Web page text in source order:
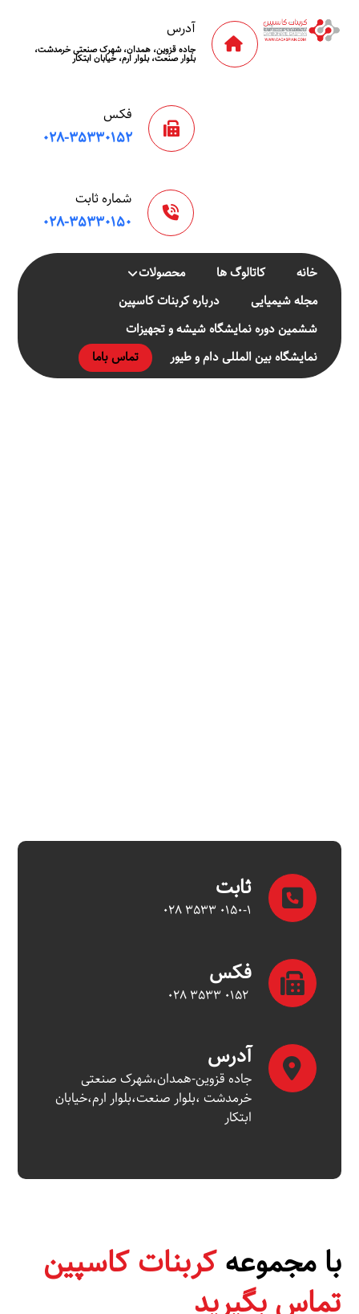
آدرس
جاده قزوین، همدان، شهرک صنعتی خرمدشت،
بلوار صنعت، بلوار ارم، خیابان ابتکار
فکس
۰۲۸-۳۵۳۳۰۱۵۲
شماره ثابت
۰۲۸-۳۵۳۳۰۱۵۰
خانه کاتالوگ ها
محصولات
مجله شیمیایی
درباره کربنات کاسپین
ششمین دوره نمایشگاه شیشه و تجهیزات
نمایشگاه بین المللی دام و طیور
تماس باما
ثابت
۰۱۵۰-۱ ۳۵۳۳ ۰۲۸
فکس
۰۱۵۲ ۳۵۳۳ ۰۲۸
آدرس
جاده قزوین-همدان،شهرک صنعتی
خرمدشت ،بلوار صنعت،بلوار ارم،خیابان
ابتکار
با مجموعهکربنات کاسپین
تماس بگیرید